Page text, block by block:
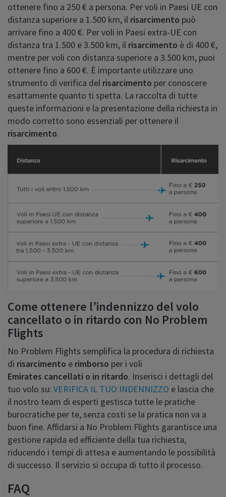
ottenere fino a 250 € a persona. Per voli in Paesi UE con
distanza superiore a 1.500 km, il risarcimento può
arrivare fino a 400 €. Per voli in Paesi extra-UE con
distanza tra 1.500 e 3.500 km, il risarcimento è di 400 €,
mentre per voli con distanza superiore a 3.500 km, puoi
ottenere fino a 600 €. È importante utilizzare uno
strumento di verifica del risarcimento per conoscere
esattamente quanto ti spetta. La raccolta di tutte
queste informazioni e la presentazione della richiesta in
modo corretto sono essenziali per ottenere il
risarcimento.
Come ottenere l’indennizzo del volo
cancellato o in ritardo con No Problem
Flights
No Problem Flights semplifica la procedura di richiesta
di risarcimento e rimborso per i voli
Emirates cancellati o in ritardo. Inserisci i dettagli del
tuo volo su: VERIFICA IL TUO INDENNIZZO e lascia che
il nostro team di esperti gestisca tutte le pratiche
burocratiche per te, senza costi se la pratica non va a
buon fine. Affidarsi a No Problem Flights garantisce una
gestione rapida ed efficiente della tua richiesta,
riducendo i tempi di attesa e aumentando le possibilità
di successo. Il servizio si occupa di tutto il processo.
FAQ